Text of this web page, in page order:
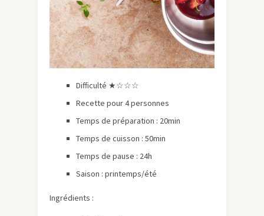
Difficulté ★☆☆☆
Recette pour 4 personnes
Temps de préparation : 20min
Temps de cuisson : 50min
Temps de pause : 24h
Saison : printemps/été
Ingrédients :